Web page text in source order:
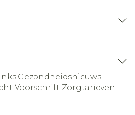
Gezondheidsnieuws
Voorschrift Zorgtarieven